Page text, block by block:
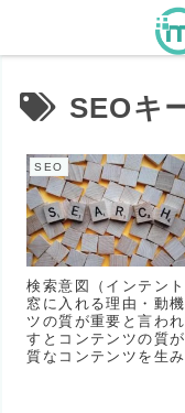
SEOキ
SEO
検索意図（インテン
窓に入れる理由・動
ツの質が重要と言わ
すとコンテンツの質
質なコンテンツを生